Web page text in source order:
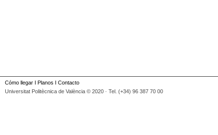
Cómo llegar I Planos I Contacto
Universitat Politècnica de València © 2020 · Tel. (+34) 96 387 70 00